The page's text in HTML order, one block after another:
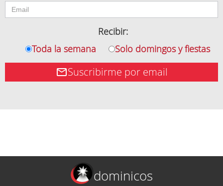
Recibir:
Toda la semana
Solo domingos y fiestas
Suscribirme por email
dominicos